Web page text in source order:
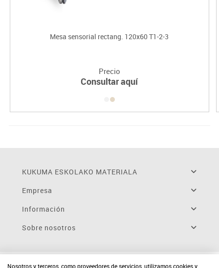
Mesa sensorial rectang. 120x60 T1-2-3
Precio
Consultar aquí
KUKUMA ESKOLAKO MATERIALA
Empresa
Información
Sobre nosotros
Nosotros y terceros, como proveedores de servicios, utilizamos cookies y